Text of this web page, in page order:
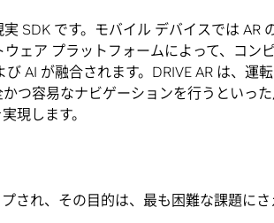
実 SDK です。モバイル デバイスでは AR
ェア プラットフォームによって、コン
AI が融合されます。DRIVE AR は、運
つ容易なナビゲーションを行うといっ
現します。
され、その目的は、最も困難な課題にさ